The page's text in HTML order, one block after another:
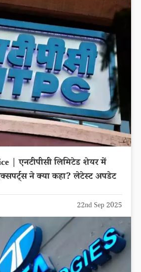
| एनटीपीसी लिमिटेड शेयर में
ने क्या कहा? लेटेस्ट अपडेट
22nd Sep 2025